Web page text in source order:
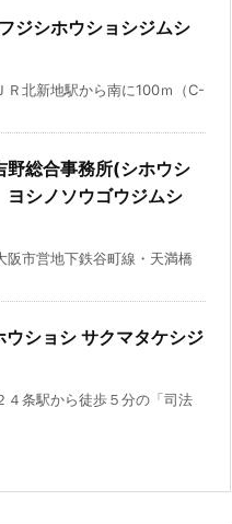
ジシホウショシジムシ
Ｒ北新地駅から南に100ｍ（C-
総合事務所(シホウシ
シノソウゴウジムシ
阪市営地下鉄谷町線・天満橋
ショシ サクマタケシジ
４条駅から徒歩５分の「司法